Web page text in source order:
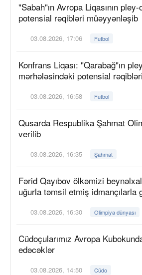
"Sabah"ın Avropa Liqasının
potensial rəqibləri müəyyənləşib
03.08.2026, 17:06 Futbol
Konfrans Liqası: "Qarabağ"ın
mərhələsindəki potensial
03.08.2026, 16:58 Futbol
Qusarda Respublika Şahmat
verilib
03.08.2026, 16:35 Şahmat
Fərid Qayıbov ölkəmizi
uğurla təmsil etmiş idmançılarla
03.08.2026, 16:30 Olimpiya dünyası
Cüdoçularımız Avropa
edəcəklər
03.08.2026, 14:50 Cüdo